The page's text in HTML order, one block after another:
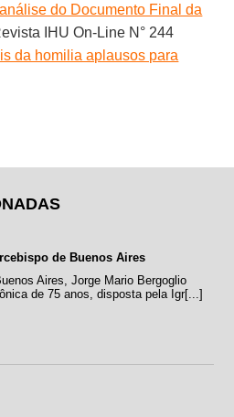
do Documento Final da
IHU On-Line N° 244
da homilia aplausos para
de Buenos Aires
Aires, Jorge Mario Bergoglio
de 75 anos, disposta pela Igr[...]